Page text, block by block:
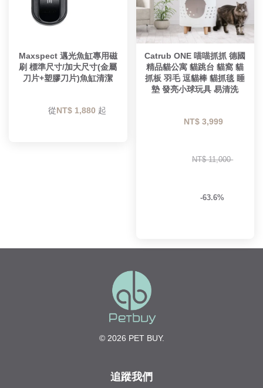
Maxspect 邁光魚缸專用磁
刷 標準尺寸/加大尺寸(金屬
刀片+塑膠刀片)魚缸清潔
        從
NT$ 1,880 起
Catrub ONE 喵喵抓抓 德國
精品貓公寓 貓跳台 貓窩 貓
抓板 羽毛 逗貓棒 貓抓毯 睡
墊 發亮小球玩具 易清洗
NT$ 3,999
NT$ 11,000
-63.6%
© 2026 PET BUY.
追蹤我們